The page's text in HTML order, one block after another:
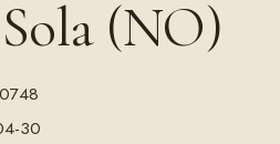
(NO)
30